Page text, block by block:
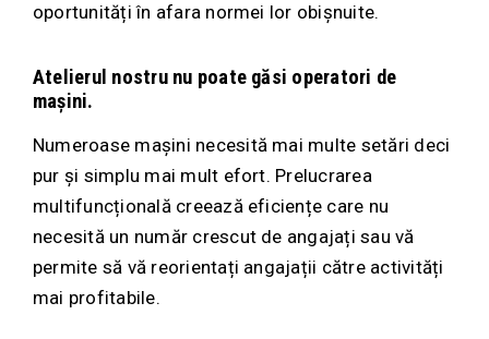
oportunități în afara normei lor obișnuite.
Atelierul nostru nu poate găsi operatori de
mașini.
Numeroase mașini necesită mai multe setări deci
pur și simplu mai mult efort. Prelucrarea
multifuncțională creează eficiențe care nu
necesită un număr crescut de angajați sau vă
permite să vă reorientați angajații către activități
mai profitabile.